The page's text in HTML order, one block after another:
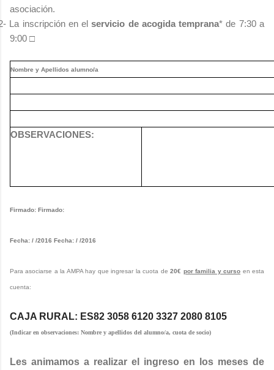
asociación.
La inscripción en elservicio de acogida temprana* de 7:30 a
9:00 □
Nombre y Apellidos alumno/a
OBSERVACIONES:
Firmado: Firmado:
Fecha: / /2016 Fecha: / /2016
Para asociarse a la AMPA hay que ingresar la cuota de20€ por familia y curso en esta
cuenta:
CAJA RURAL: ES82 3058 6120 3327 2080 8105
(Indicar en observaciones: Nombre y apellidos del alumno/a, cuota de socio)
Les animamos a realizar el ingreso en los meses de